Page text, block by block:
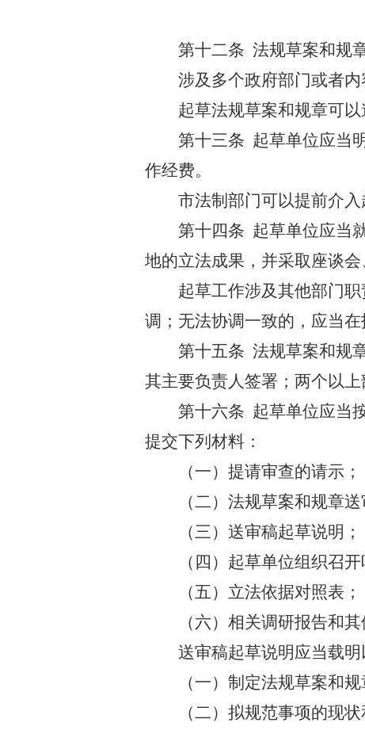
第十二条 法规草案和规
涉及多个政府部门或者
起草法规草案和规章可
第十三条 起草单位应当
作经费。
市法制部门可以提前介
第十四条 起草单位应当
地的立法成果，并采取座谈
起草工作涉及其他部门
调；无法协调一致的，应当
第十五条 法规草案和规
其主要负责人签署；两个以
第十六条 起草单位应当
提交下列材料：
（一）提请审查的请示；
（二）法规草案和规章送
（三）送审稿起草说明；
（四）起草单位组织召
（五）立法依据对照表；
（六）相关调研报告和其
送审稿起草说明应当载明
（一）制定法规草案和
（二）拟规范事项的现